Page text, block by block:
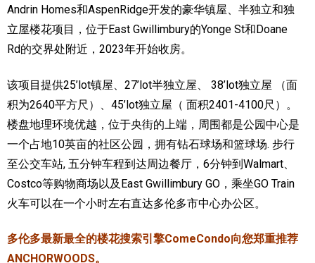
安大略省免费医疗保险
加拿大的福利制度
吃货眼中的加拿大地图
Andrin Homes和AspenRidge开发的豪华镇屋、半独立和独
立屋楼花项目，位于East Gwillimbury的Yonge St和Doane
Rd的交界处附近，2023年开始收房。
该项目提供25’lot镇屋、27’lot半独立屋、 38’lot独立屋 （面
积为2640平方尺）、45’lot独立屋（ 面积2401-4100尺）。
楼盘地理环境优越，位于央街的上端，周围都是公园中心是
一个占地10英亩的社区公园，拥有钻石球场和篮球场. 步行
至公交车站, 五分钟车程到达周边餐厅，6分钟到Walmart、
Costco等购物商场以及East Gwillimbury GO，乘坐GO Train
火车可以在一个小时左右直达多伦多市中心办公区。
多伦多最新最全的楼花搜索引擎ComeCondo向您郑重推荐
ANCHORWOODS。